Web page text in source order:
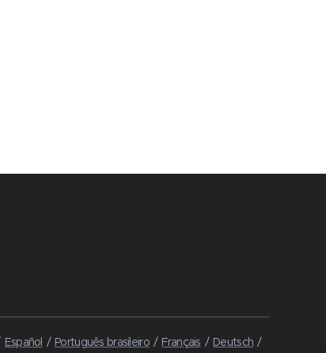
Español Português brasileiro Français
Deutsch